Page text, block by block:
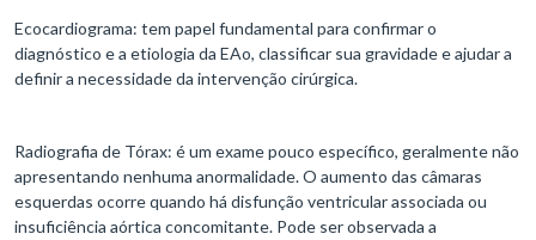
Ecocardiograma: tem papel fundamental para confirmar o
diagnóstico e a etiologia da EAo, classificar sua gravidade e ajudar a
definir a necessidade da intervenção cirúrgica.
Radiografia de Tórax: é um exame pouco específico, geralmente não
apresentando nenhuma anormalidade. O aumento das câmaras
esquerdas ocorre quando há disfunção ventricular associada ou
insuficiência aórtica concomitante. Pode ser observada a